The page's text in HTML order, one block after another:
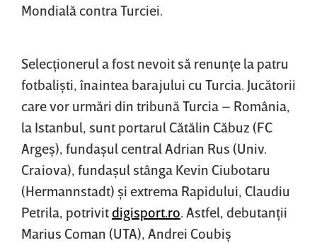
Mondială contra Turciei.
Selecţionerul a fost nevoit să renunţe la patru
fotbalişti, înaintea barajului cu Turcia. Jucătorii
care vor urmări din tribună Turcia – România,
la Istanbul, sunt portarul Cătălin Căbuz (FC
Argeş), fundaşul central Adrian Rus (Univ.
Craiova), fundaşul stânga Kevin Ciubotaru
(Hermannstadt) şi extrema Rapidului, Claudiu
Petrila, potrivit digisport.ro. Astfel, debutanţii
Marius Coman (UTA), Andrei Coubiş